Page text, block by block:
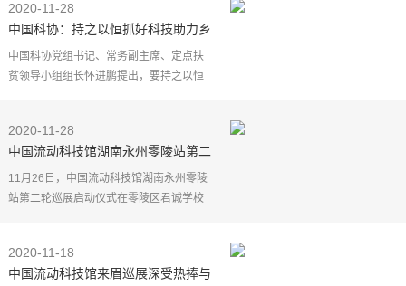
大云端厅，在科普讲解员的带领下，
人们仔
道"，观众走进安宁市城市文化中心大云
2020-11-28
中国科协：持之以恒抓好科技助力乡
村振兴和高质量发展
中国科协党组书记、常务副主席、定点扶
贫领导小组组长怀进鹏提出，要持之以恒
真梳理全面脱贫后
2020-11-28
中国流动科技馆湖南永州零陵站第二
轮巡展启动
11月26日，中国流动科技馆湖南永州零陵
站第二轮巡展启动仪式在零陵区君诚学校
主席蒋炳忠主持仪
2020-11-18
中国流动科技馆来眉巡展深受热捧与